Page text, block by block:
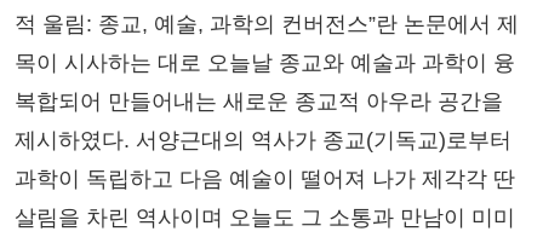
적 울림: 종교, 예술, 과학의 컨버전스”란 논문에서 제
목이 시사하는 대로 오늘날 종교와 예술과 과학이 융
복합되어 만들어내는 새로운 종교적 아우라 공간을
제시하였다. 서양근대의 역사가 종교(기독교)로부터
과학이 독립하고 다음 예술이 떨어져 나가 제각각 딴
살림을 차린 역사이며 오늘도 그 소통과 만남이 미미